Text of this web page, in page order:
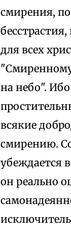
смирения,
для всех
на небо".
всякие
смирению.
убеждается
он реально